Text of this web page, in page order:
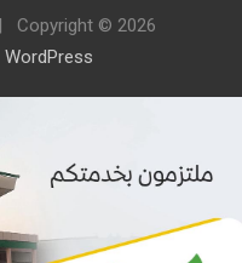
Copyright © 2026
WordPress